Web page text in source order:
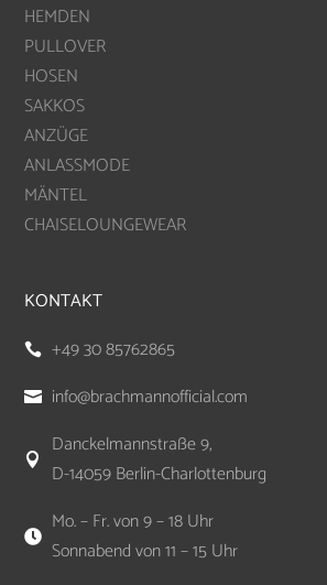
HEMDEN
PULLOVER
HOSEN
SAKKOS
ANZÜGE
ANLASSMODE
MÄNTEL
CHAISELOUNGEWEAR
KONTAKT
 +49 30 85762865
 info@brachmannofficial.com

Danckelmannstraße 9,
D-14059 Berlin-Charlottenburg

Mo. – Fr. von 9 – 18 Uhr
Sonnabend von 11 – 15 Uhr